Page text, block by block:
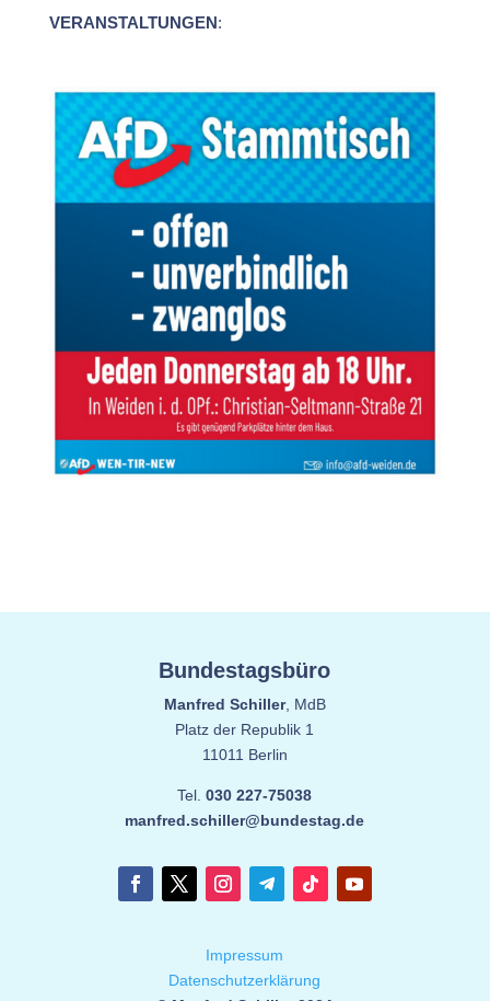
VERANSTALTUNGEN:
Bundestagsbüro
Manfred Schiller, MdB
Platz der Republik 1
11011 Berlin
Tel.030 227-75038
manfred.schiller@bundestag.de
Impressum
Datenschutzerklärung